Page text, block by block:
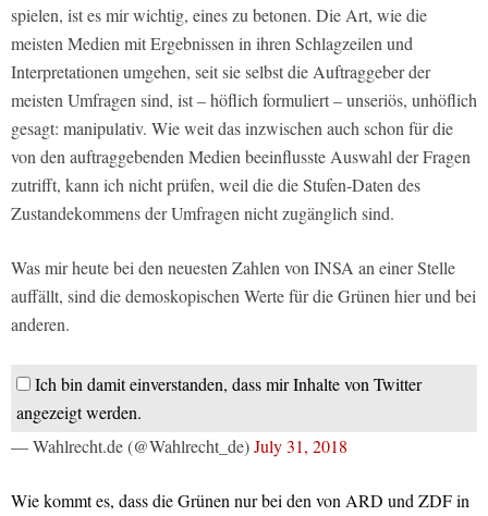
spielen, ist es mir wichtig, eines zu betonen. Die Art, wie die
meisten Medien mit Ergebnissen in ihren Schlagzeilen und
Interpretationen umgehen, seit sie selbst die Auftraggeber der
meisten Umfragen sind, ist – höflich formuliert – unseriös, unhöflich
gesagt: manipulativ. Wie weit das inzwischen auch schon für die
von den auftraggebenden Medien beeinflusste Auswahl der Fragen
zutrifft, kann ich nicht prüfen, weil die die Stufen-Daten des
Zustandekommens der Umfragen nicht zugänglich sind.
Was mir heute bei den neuesten Zahlen von INSA an einer Stelle
auffällt, sind die demoskopischen Werte für die Grünen hier und bei
anderen.
Ich bin damit einverstanden, dass mir Inhalte von Twitter
angezeigt werden.
— Wahlrecht.de (@Wahlrecht_de)July 31, 2018
Wie kommt es, dass die Grünen nur bei den von ARD und ZDF in